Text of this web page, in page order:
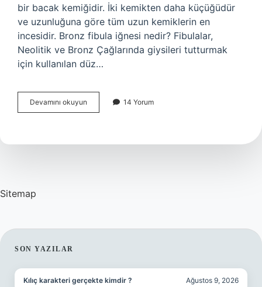
bir bacak kemiğidir. İki kemikten daha küçüğüdür
ve uzunluğuna göre tüm uzun kemiklerin en
incesidir. Bronz fibula iğnesi nedir? Fibulalar,
Neolitik ve Bronz Çağlarında giysileri tutturmak
için kullanılan düz…
Devamını okuyun
Fibula
14 Yorum
Sitemap
SIDEBAR
SON YAZILAR
Kılıç karakteri gerçekte kimdir ? Ağustos 9, 2026